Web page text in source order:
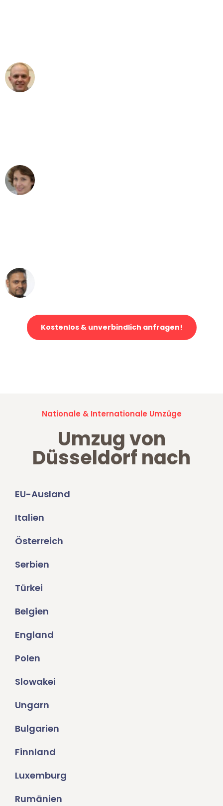
Kostenlos & unverbindlich anfragen!
Nationale & Internationale Umzüge
Umzug von
Düsseldorf nach
EU-Ausland
Italien
Österreich
Serbien
Türkei
Belgien
England
Polen
Slowakei
Ungarn
Bulgarien
Finnland
Luxemburg
Rumänien